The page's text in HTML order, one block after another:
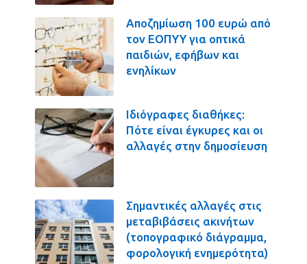
Αποζημίωση 100 ευρώ από
τον ΕΟΠΥΥ για οπτικά
παιδιών, εφήβων και
ενηλίκων
Ιδιόγραφες διαθήκες:
Πότε είναι έγκυρες και οι
αλλαγές στην δημοσίευση
Σημαντικές αλλαγές στις
μεταβιβάσεις ακινήτων
(τοπογραφικό διάγραμμα,
φορολογική ενημερότητα)